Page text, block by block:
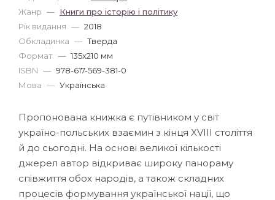
Жанр — Книги про історію і політику
Рік видання — 2018
Обкладинка — Тверда
Формат — 135x210 мм
ISBN — 978-617-569-381-0
Мова — Українська
Пропонована книжка є путівником у світ
україно-польських взаємин з кінця XVIII століття
й до сьогодні. На основі великої кількості
джерел автор відкриває широку панораму
співжиття обох народів, а також складних
процесів формування української нації, що